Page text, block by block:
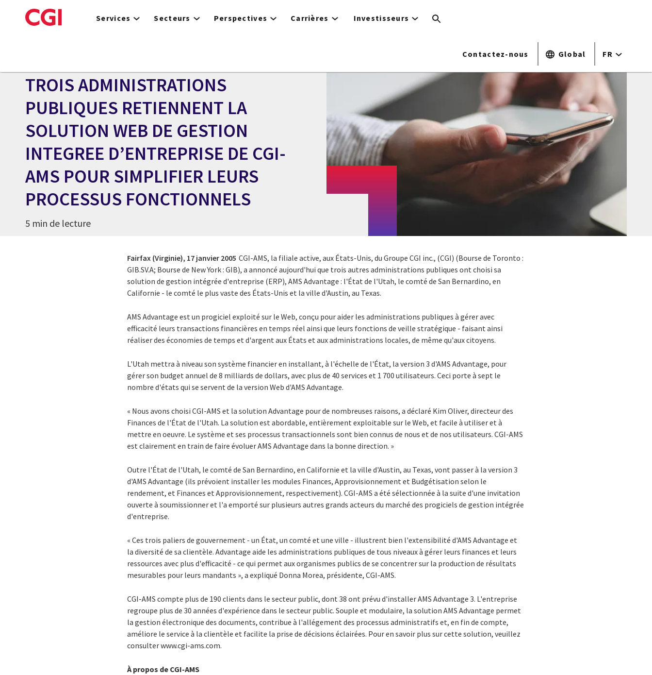
to
Services Secteurs Perspectives Carrières Investisseurs
Contactez-nous Global FR
TROIS ADMINISTRATIONS
PUBLIQUES RETIENNENT LA
SOLUTION WEB DE GESTION
INTEGREE D’ENTREPRISE DE CGI-
AMS POUR SIMPLIFIER LEURS
PROCESSUS FONCTIONNELS
5 min de lecture
Fairfax (Virginie), 17 janvier 2005 CGI-AMS, la filiale active, aux États-Unis, du Groupe CGI inc., (CGI) (Bourse de Toronto :
GIB.SV.A; Bourse de New York : GIB), a annoncé aujourd'hui que trois autres administrations publiques ont choisi sa
solution de gestion intégrée d'entreprise (ERP), AMS Advantage : l'État de l'Utah, le comté de San Bernardino, en
Californie - le comté le plus vaste des États-Unis et la ville d'Austin, au Texas.
AMS Advantage est un progiciel exploité sur le Web, conçu pour aider les administrations publiques à gérer avec
efficacité leurs transactions financières en temps réel ainsi que leurs fonctions de veille stratégique - faisant ainsi
réaliser des économies de temps et d'argent aux États et aux administrations locales, de même qu'aux citoyens.
L'Utah mettra à niveau son système financier en installant, à l'échelle de l'État, la version 3 d'AMS Advantage, pour
gérer son budget annuel de 8 milliards de dollars, avec plus de 40 services et 1 700 utilisateurs. Ceci porte à sept le
nombre d'états qui se servent de la version Web d'AMS Advantage.
« Nous avons choisi CGI-AMS et la solution Advantage pour de nombreuses raisons, a déclaré Kim Oliver, directeur des
Finances de l'État de l'Utah. La solution est abordable, entièrement exploitable sur le Web, et facile à utiliser et à
mettre en oeuvre. Le système et ses processus transactionnels sont bien connus de nous et de nos utilisateurs. CGI-AMS
est clairement en train de faire évoluer AMS Advantage dans la bonne direction. »
Outre l'État de l'Utah, le comté de San Bernardino, en Californie et la ville d'Austin, au Texas, vont passer à la version 3
d'AMS Advantage (ils prévoient installer les modules Finances, Approvisionnement et Budgétisation selon le
rendement, et Finances et Approvisionnement, respectivement). CGI-AMS a été sélectionnée à la suite d'une invitation
ouverte à soumissionner et l'a emporté sur plusieurs autres grands acteurs du marché des progiciels de gestion intégrée
d'entreprise.
« Ces trois paliers de gouvernement - un État, un comté et une ville - illustrent bien l'extensibilité d'AMS Advantage et
la diversité de sa clientèle. Advantage aide les administrations publiques de tous niveaux à gérer leurs finances et leurs
ressources avec plus d'efficacité - ce qui permet aux organismes publics de se concentrer sur la production de résultats
mesurables pour leurs mandants », a expliqué Donna Morea, présidente, CGI-AMS.
CGI-AMS compte plus de 190 clients dans le secteur public, dont 38 ont prévu d'installer AMS Advantage 3. L'entreprise
regroupe plus de 30 années d'expérience dans le secteur public. Souple et modulaire, la solution AMS Advantage permet
la gestion électronique des documents, contribue à l'allégement des processus administratifs et, en fin de compte,
améliore le service à la clientèle et facilite la prise de décisions éclairées. Pour en savoir plus sur cette solution, veuillez
consulter www.cgi-ams.com.
À propos de CGI-AMS